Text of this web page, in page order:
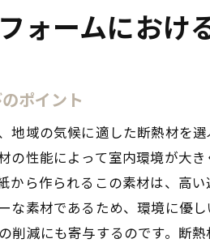
住まいのエネルギ
安城市だからこそ選
地域密着型の住ま
セルロースファイ
安城市での成功事
地域資源を活かし
ォームにおけ
ポイント
地域の気候に適した断熱材を
の性能によって室内環境が大
から作られるこの素材は、高
な素材であるため、環境に優
削減にも寄与するのです。断